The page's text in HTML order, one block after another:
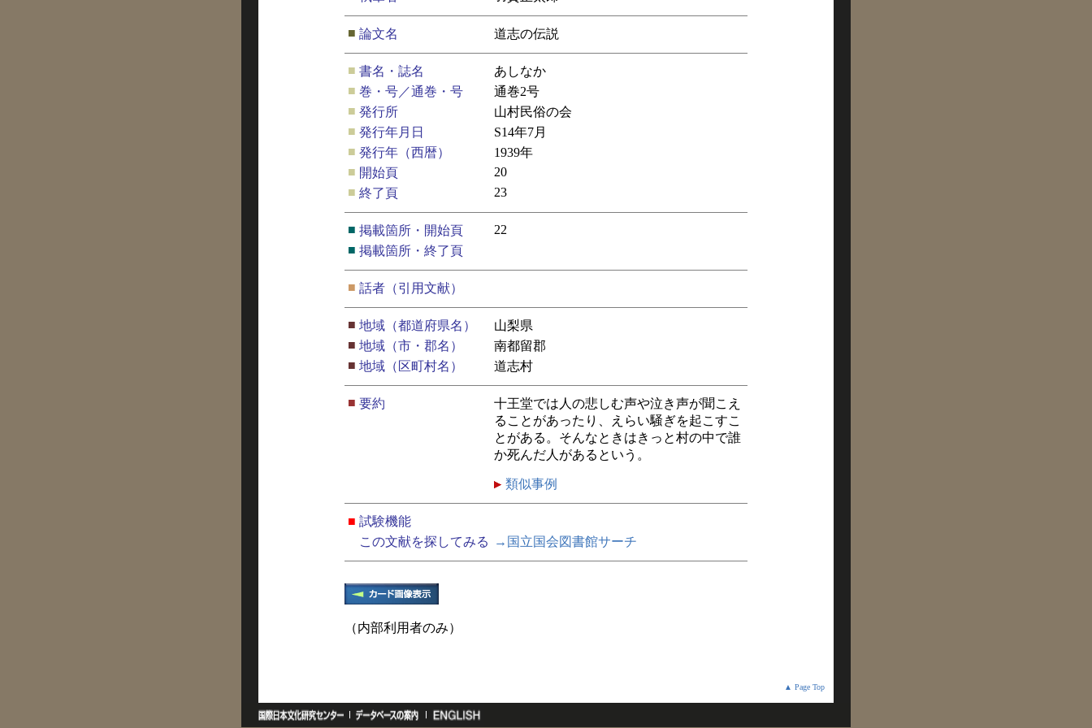
■ 論文名 道志の伝説
■ 書名・誌名
あしなか
■ 巻・号／通巻・号
通巻2号
■ 発行所
山村民俗の会
■ 発行年月日
S14年7月
■ 発行年（西暦）
1939年
■ 開始頁
20
■ 終了頁 23
■ 掲載箇所・開始頁
22
■ 掲載箇所・終了頁
■ 話者（引用文献）
■ 地域（都道府県名）
山梨県
■ 地域（市・郡名）
南都留郡
■ 地域（区町村名） 道志村
■ 要約
十王堂では人の悲しむ声や泣き声が聞こえ
ることがあったり、えらい騒ぎを起こすこ
とがある。そんなときはきっと村の中で誰
か死んだ人があるという。
類似事例
■ 試験機能
この文献を探してみる
→国立国会図書館サーチ
（内部利用者のみ）
▲ Page Top